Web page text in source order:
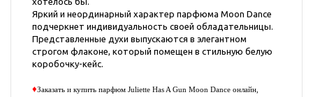
Яркий и неординарный характер парфюма Moon Dance
подчеркнет индивидуальность своей обладательницы.
Представленные духи выпускаются в элегантном
строгом флаконе, который помещен в стильную белую
коробочку-кейс.
♦Заказать и купить парфюм Juliette Has A Gun Moon Dance онлайн,